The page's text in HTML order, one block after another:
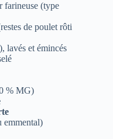
farineuse (type
de poulet rôti
lavés et émincés
% MG)
emmental)